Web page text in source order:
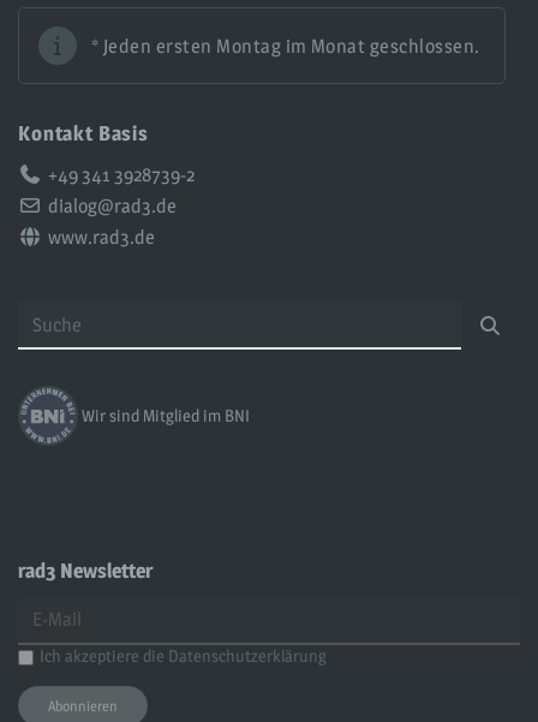
* Jeden ersten Montag im Monat geschlossen.
Kontakt Basis
Telefon:+49 341 3928739-2
Email:dialog@rad3.de
Web:www.rad3.de
Wir sind Mitglied im BNI
rad3 Newsletter
Ich akzeptiere die Datenschutzerklärung